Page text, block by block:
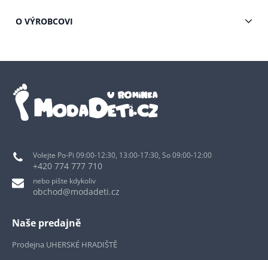
O VÝROBCOVI
Volejte Po-Pi 09:00-12:30, 13:00-17:30, So 09:00-12:00
+420 774 777 710
nebo pište kdykoliv
obchod@modadeti.cz
Naše predajně
Prodejna UHERSKÉ HRADIŠTĚ